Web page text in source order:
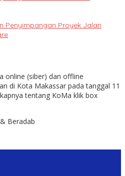
Penyimpangan Proyek Jalan
online (siber) dan offline
di Kota Makassar pada tanggal 11
tentang KoMa klik box
Beradab